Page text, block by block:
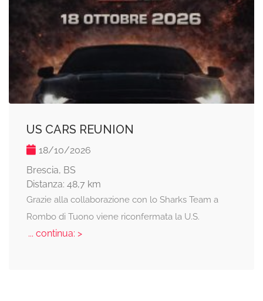
US CARS REUNION
18/10/2026
Brescia, BS
Distanza: 48,7 km
Grazie alla collaborazione con lo Sharks Team a
Rombo di Tuono viene riconfermata la U.S.
... continua: >